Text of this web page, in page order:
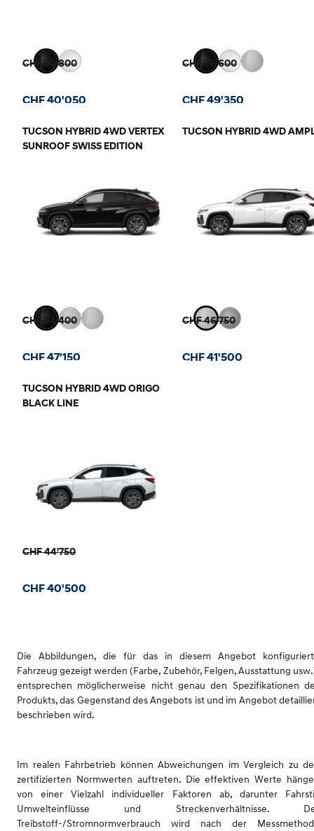
CHF 50'800
CHF 40'050
CHF 56'600
CHF 49'350
TUCSON HYBRID 4WD VERTEX
SUNROOF SWISS EDITION
CHF 54'400
CHF 47'150
TUCSON HYBRID 4WD
CHF 46'750
CHF 41'500
TUCSON HYBRID 4WD ORIGO
BLACK LINE
CHF 44'750
CHF 40'500
Die Abbildungen, die für das in diesem Angebot
Fahrzeug gezeigt werden (Farbe, Zubehör, Felgen, Ausstattung
entsprechen möglicherweise nicht genau den Spezifikationen
Produkts, das Gegenstand des Angebots ist und im Angebot
beschrieben wird.
Im realen Fahrbetrieb können Abweichungen im Vergleich zu
zertifizierten Normwerten auftreten. Die effektiven Werte
von einer Vielzahl individueller Faktoren ab, darunter
Umwelteinflüsse und Streckenverhältnisse.
Treibstoff-/Stromnormverbrauch wird nach der